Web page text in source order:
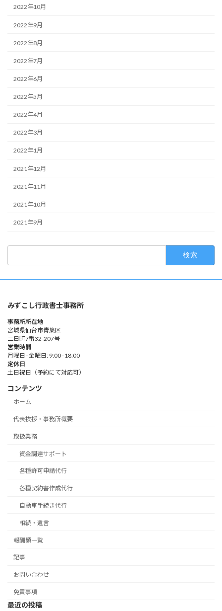
2022年10月
2022年9月
2022年8月
2022年7月
2022年6月
2022年5月
2022年4月
2022年3月
2022年1月
2021年12月
2021年11月
2021年10月
2021年9月
みずこし行政書士事務所
事務所所在地
宮城県仙台市青葉区
二日町7番32-207号
営業時間
月曜日–金曜日: 9:00–18:00
定休日
土日祝日（予約にて対応可）
コンテンツ
ホーム
代表挨拶・事務所概要
取扱業務
資金調達サポート
各種許可申請代行
各種契約書作成代行
自動車手続き代行
相続・遺言
報酬額一覧
記事
お問い合わせ
免責事項
最近の投稿